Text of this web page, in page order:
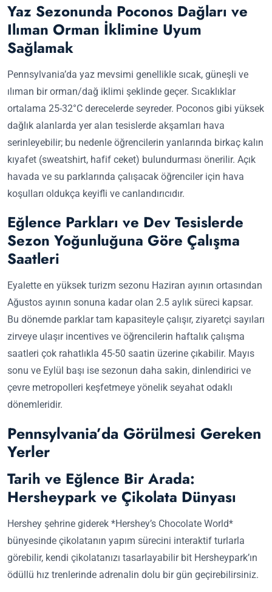
Yaz Sezonunda Poconos Dağları ve
Ilıman Orman İklimine Uyum
Sağlamak
Pennsylvania’da yaz mevsimi genellikle sıcak, güneşli ve
ılıman bir orman/dağ iklimi şeklinde geçer. Sıcaklıklar
ortalama 25-32°C derecelerde seyreder. Poconos gibi yüksek
dağlık alanlarda yer alan tesislerde akşamları hava
serinleyebilir; bu nedenle öğrencilerin yanlarında birkaç kalın
kıyafet (sweatshirt, hafif ceket) bulundurması önerilir. Açık
havada ve su parklarında çalışacak öğrenciler için hava
koşulları oldukça keyifli ve canlandırıcıdır.
Eğlence Parkları ve Dev Tesislerde
Sezon Yoğunluğuna Göre Çalışma
Saatleri
Eyalette en yüksek turizm sezonu Haziran ayının ortasından
Ağustos ayının sonuna kadar olan 2.5 aylık süreci kapsar.
Bu dönemde parklar tam kapasiteyle çalışır, ziyaretçi sayıları
zirveye ulaşır incentives ve öğrencilerin haftalık çalışma
saatleri çok rahatlıkla 45-50 saatin üzerine çıkabilir. Mayıs
sonu ve Eylül başı ise sezonun daha sakin, dinlendirici ve
çevre metropolleri keşfetmeye yönelik seyahat odaklı
dönemleridir.
Pennsylvania’da Görülmesi Gereken
Yerler
Tarih ve Eğlence Bir Arada:
Hersheypark ve Çikolata Dünyası
Hershey şehrine giderek *Hershey’s Chocolate World*
bünyesinde çikolatanın yapım sürecini interaktif turlarla
görebilir, kendi çikolatanızı tasarlayabilir bit Hersheypark’ın
ödüllü hız trenlerinde adrenalin dolu bir gün geçirebilirsiniz.